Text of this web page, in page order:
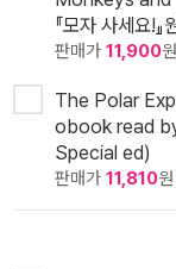
『모자 사세요!』
판매가 11,900원
The Polar
obook read
Special ed)
판매가 11,810원